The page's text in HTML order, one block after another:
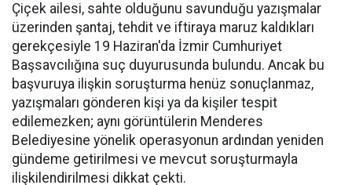
Çiçek ailesi, sahte olduğunu savunduğu yazışmalar
üzerinden şantaj, tehdit ve iftiraya maruz kaldıkları
gerekçesiyle 19 Haziran'da İzmir Cumhuriyet
Başsavcılığına suç duyurusunda bulundu. Ancak bu
başvuruya ilişkin soruşturma henüz sonuçlanmaz,
yazışmaları gönderen kişi ya da kişiler tespit
edilemezken; aynı görüntülerin Menderes
Belediyesine yönelik operasyonun ardından yeniden
gündeme getirilmesi ve mevcut soruşturmayla
ilişkilendirilmesi dikkat çekti.